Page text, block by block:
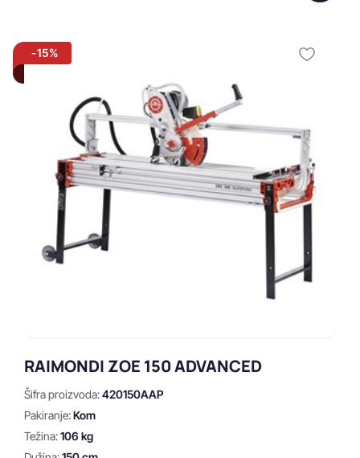
-15%
RAIMONDI ZOE 150 ADVANCED
Šifra proizvoda:420150AAP
Pakiranje:Kom
Težina:106 kg